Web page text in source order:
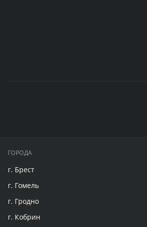
ГОРОДА
г. Брест
г. Гомель
г. Гродно
г. Кобрин